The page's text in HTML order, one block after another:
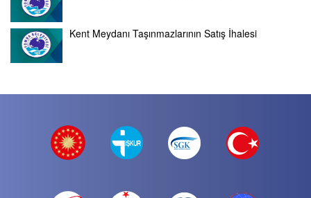
Kent Meydanı Taşınmazlarının Satış İhalesi